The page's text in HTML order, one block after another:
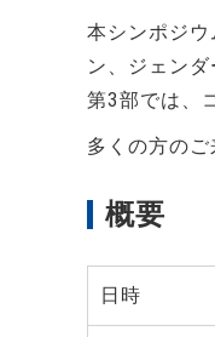
本シンポジ
ン、ジェン
第3部では、
多くの方のご
概要
日時